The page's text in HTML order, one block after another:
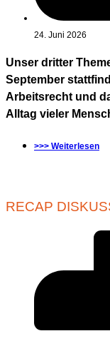
24. Juni 2026
Unser dritter
September
Arbeitsrecht und
Alltag vieler
>>> Weiterlesen
RECAP